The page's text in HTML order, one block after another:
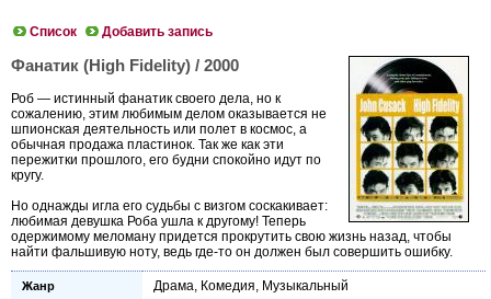
Список Добавить запись
Фанатик (High Fidelity) / 2000
Роб — истинный фанатик своего дела, но к
сожалению, этим любимым делом оказывается не
шпионская деятельность или полет в космос, а
обычная продажа пластинок. Так же как эти
пережитки прошлого, его будни спокойно идут по
кругу.
Но однажды игла его судьбы с визгом соскакивает:
любимая девушка Роба ушла к другому! Теперь
одержимому меломану придется прокрутить свою жизнь назад, чтобы
найти фальшивую ноту, ведь где-то он должен был совершить ошибку.
Жанр Драма, Комедия, Музыкальный